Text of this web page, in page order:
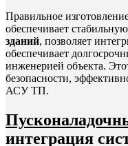
Правильное
обеспечивает
зданий, позволяет
обеспечивает
инженерией объекта.
безопасности,
АСУ ТП.
интеграция